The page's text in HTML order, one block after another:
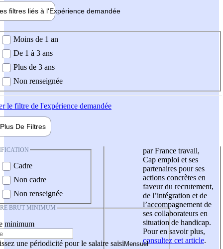
filtres liés à l'Expérience demandée
demandée
Moins de 1 an
De 1 à 3 ans
Plus de 3 ans
Non renseignée
le filtre de l'expérience demandée
Plus De Filtres
Cadre
Non cadre
Non renseignée
BRUT MINIMUM
minimum
une périodicité pour le salaire saisi
par France travail,
Cap emploi et ses
partenaires pour ses
actions concrètes en
faveur du recrutement,
de l’intégration et de
l’accompagnement de
ses collaborateurs en
situation de handicap.
Pour en savoir plus,
consultez cet article.